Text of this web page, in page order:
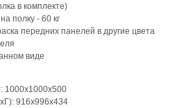
в комплекте)
полку - 60 кг
передних панелей в другие цвета
виде
1000x1000x500
916x996x434